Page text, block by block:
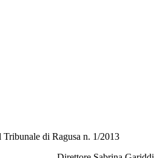
Tribunale di Ragusa n. 1/2013